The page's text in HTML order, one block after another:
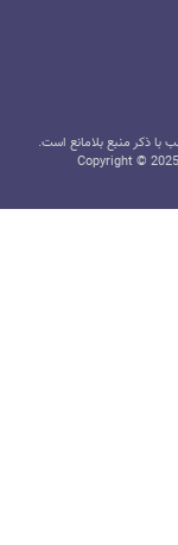
ذکر منبع بلامانع است.
Copyright ©